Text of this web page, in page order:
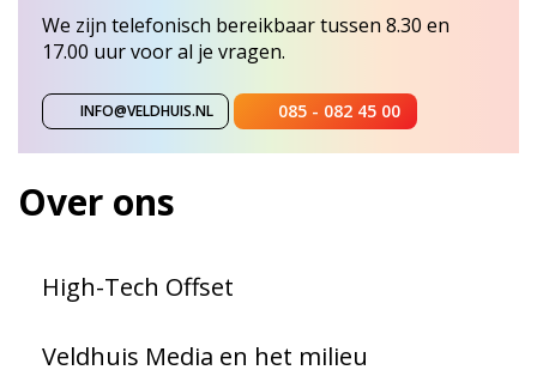
We zijn telefonisch bereikbaar tussen 8.30 en
17.00 uur voor al je vragen.
INFO@VELDHUIS.NL 085 - 082 45 00
Over ons
High-Tech Offset
Veldhuis Media en het milieu